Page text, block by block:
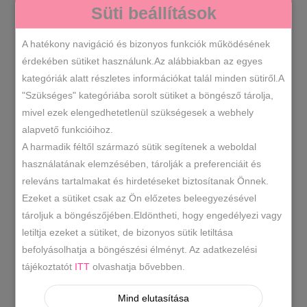
Emelt
talpú
bokacsizma
több
színben
mennyiség
KOSÁRBA TESZEM
SKU K6579
KATEGÓRIÁK
-20% -30% -40% 2025 Ősz/Tél
Műbőr bokacsizma , Műbőr csizma
Női csizmák
CÍMKÉK
cappuccino barna bokacsizma
fekete bokacsizma,pillangós
bokacsizma
Süti beállítások
A hatékony navigáció és bizonyos funkciók működésének
érdekében sütiket használunk.Az alábbiakban az egyes
kategóriák alatt részletes információkat talál minden sütiről.A
"Szükséges" kategóriába sorolt sütiket a böngésző tárolja,
mivel ezek elengedhetetlenül szükségesek a webhely
alapvető funkcióihoz.
A harmadik féltől származó sütik segítenek a weboldal
használatának elemzésében, tárolják a preferenciáit és
releváns tartalmakat és hirdetéseket biztosítanak Önnek.
Ezeket a sütiket csak az Ön előzetes beleegyezésével
tároljuk a böngészőjében.Eldöntheti, hogy engedélyezi vagy
letiltja ezeket a sütiket, de bizonyos sütik letiltása
befolyásolhatja a böngészési élményt. Az adatkezelési
tájékoztatót ITT olvashatja bővebben.
Mind elutasítása